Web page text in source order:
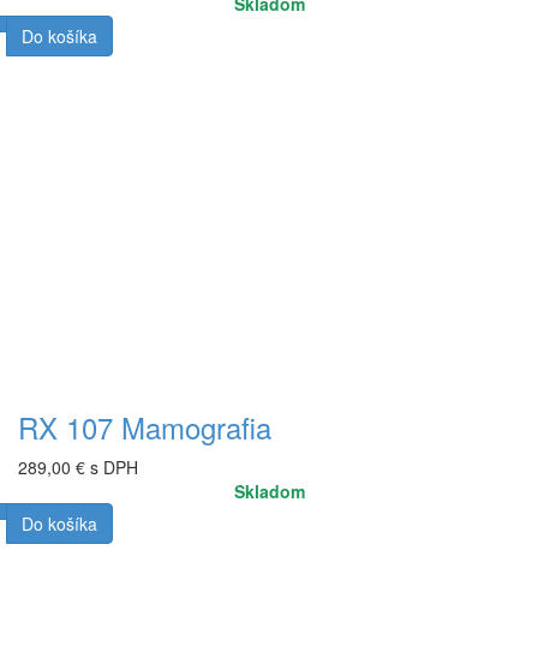
Do košíka
RX 107 Mamografia
289,00 € s DPH
Skladom
Do košíka